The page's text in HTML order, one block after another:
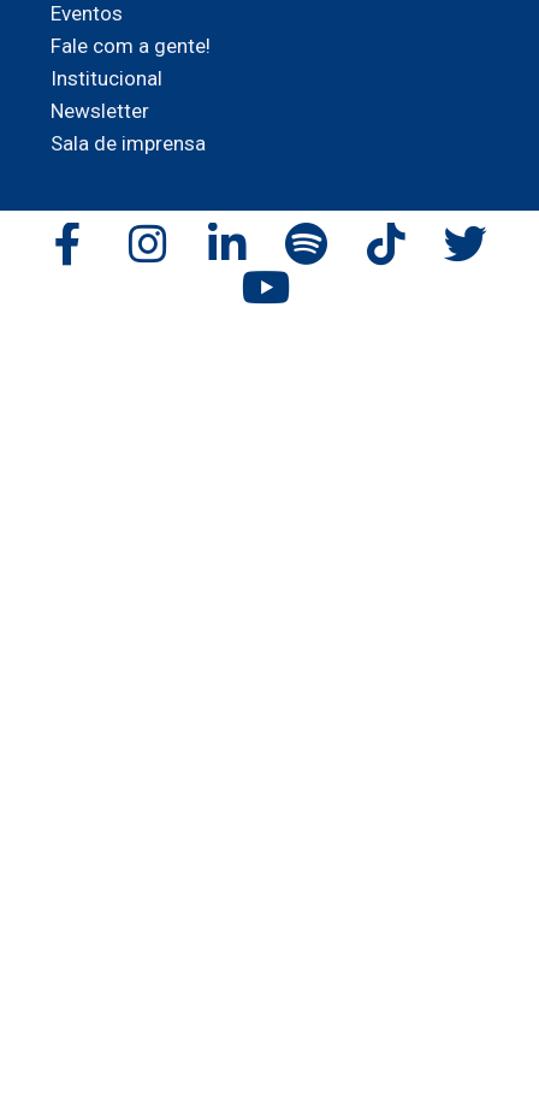
Eventos
Fale com a gente!
Institucional
Newsletter
Sala de imprensa